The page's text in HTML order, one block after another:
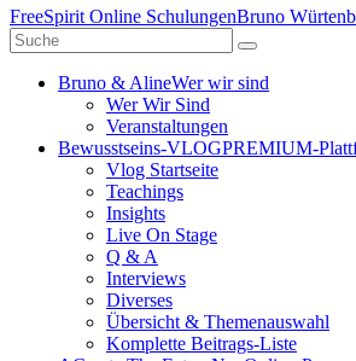
FreeSpirit Online SchulungenBruno
Bruno & AlineWer wir sind
Wer Wir Sind
Veranstaltungen
Bewusstseins-VLOGPREMIUM-
Vlog Startseite
Teachings
Insights
Live On Stage
Q & A
Interviews
Diverses
Übersicht & Themenauswahl
Komplette Beitrags-Liste